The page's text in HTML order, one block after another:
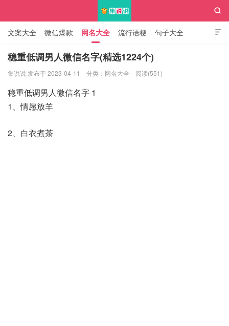

文案大全 微信爆款 网名大全 流行语梗 句子大全
知识大全

稳重低调男人微信名字(精选1224个)
集说说 发布于 2023-04-11 分类： 网名大全 阅读(551)
稳重低调男人微信名字 1
1、情愿放羊
2、白衣煮茶